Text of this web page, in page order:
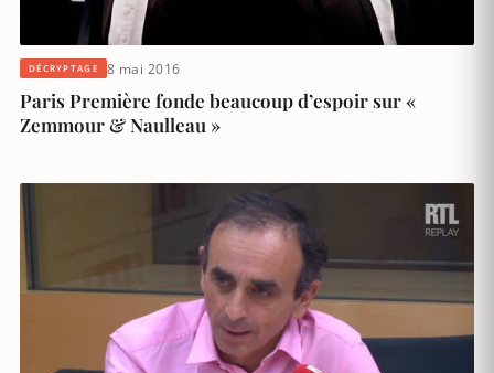
DÉCRYPTAGE 8 mai 2016
Paris Première fonde beaucoup d’espoir sur «
Zemmour & Naulleau »